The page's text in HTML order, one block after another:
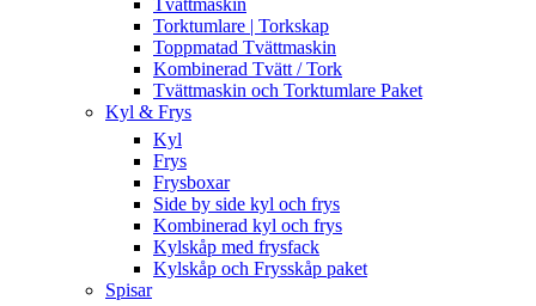
Tvättmaskin
Torktumlare | Torkskap
Toppmatad Tvättmaskin
Kombinerad Tvätt / Tork
Tvättmaskin och Torktumlare Paket
Kyl & Frys
Kyl
Frys
Frysboxar
Side by side kyl och frys
Kombinerad kyl och frys
Kylskåp med frysfack
Kylskåp och Frysskåp paket
Spisar